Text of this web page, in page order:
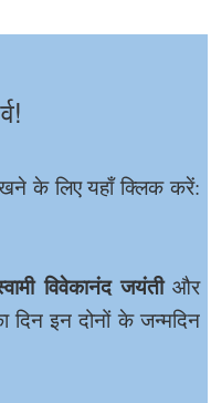
के लिए यहाँ क्लिक करें:
विवेकानंद जयंतीऔर
इन दोनों के जन्मदिन